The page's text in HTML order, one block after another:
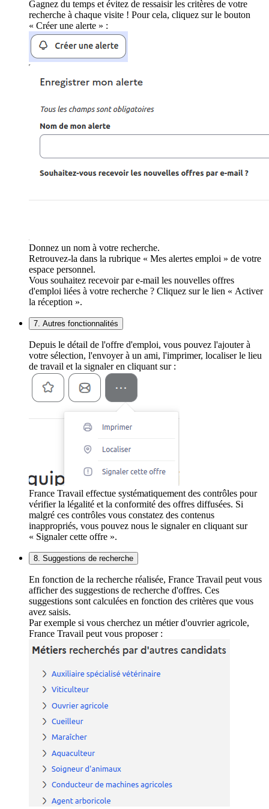
Gagnez du temps et évitez de ressaisir les critères de votre
recherche à chaque visite ! Pour cela, cliquez sur le bouton
« Créer une alerte » :
Donnez un nom à votre recherche.
Retrouvez-la dans la rubrique « Mes alertes emploi » de votre
espace personnel.
Vous souhaitez recevoir par e-mail les nouvelles offres
d'emploi liées à votre recherche ? Cliquez sur le lien « Activer
la réception ».
7. Autres fonctionnalités
Depuis le détail de l'offre d'emploi, vous pouvez l'ajouter à
votre sélection, l'envoyer à un ami, l'imprimer, localiser le lieu
de travail et la signaler en cliquant sur :
France Travail effectue systématiquement des contrôles pour
vérifier la légalité et la conformité des offres diffusées. Si
malgré ces contrôles vous constatez des contenus
inappropriés, vous pouvez nous le signaler en cliquant sur
« Signaler cette offre ».
8. Suggestions de recherche
En fonction de la recherche réalisée, France Travail peut vous
afficher des suggestions de recherche d'offres. Ces
suggestions sont calculées en fonction des critères que vous
avez saisis.
Par exemple si vous cherchez un métier d'ouvrier agricole,
France Travail peut vous proposer :